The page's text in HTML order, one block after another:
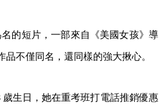
的短片，一部來自《美國女孩》導
不僅同名，還同樣的強大揪心。
生日，她在重考班打電話推銷優惠